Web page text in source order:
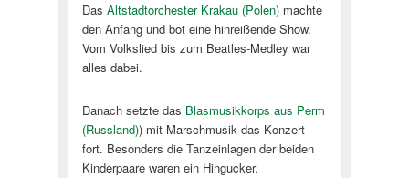
Das Altstadtorchester Krakau (Polen)machte
den Anfang und bot eine hinreißende Show.
Vom Volkslied bis zum Beatles-Medley war
alles dabei.
Danach setzte das Blasmusikkorps aus Perm
(Russland)) mit Marschmusik das Konzert
fort. Besonders die Tanzeinlagen der beiden
Kinderpaare waren ein Hingucker.